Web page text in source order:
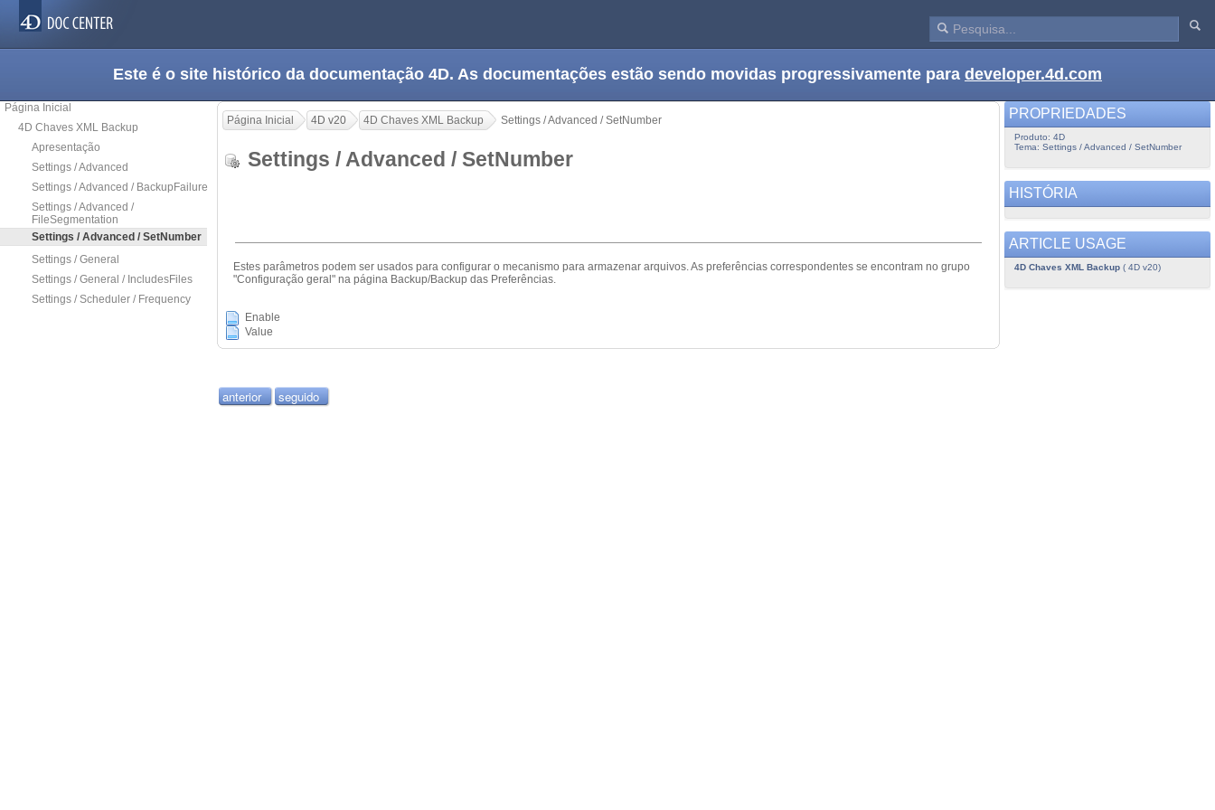
Este é o site histórico da documentação 4D. As documentações estão sendo movidas progressivamente para developer.4d.com
Página Inicial
4D Chaves XML Backup
Apresentação
Settings / Advanced
Settings / Advanced / BackupFailure
Settings / Advanced /
FileSegmentation
Settings / Advanced / SetNumber
Settings / General
Settings / General / IncludesFiles
Settings / Scheduler / Frequency
Página Inicial 4D v20 4D Chaves XML Backup Settings / Advanced / SetNumber
Settings / Advanced / SetNumber
Estes parâmetros podem ser usados para configurar o mecanismo para armazenar arquivos. As preferências correspondentes se encontram no grupo
"Configuração geral" na página Backup/Backup das Preferências.
Enable
Value
anterior seguido
PROPRIEDADES
Produto: 4D
Tema: Settings / Advanced / SetNumber
HISTÓRIA
ARTICLE USAGE
4D Chaves XML Backup( 4D v20)